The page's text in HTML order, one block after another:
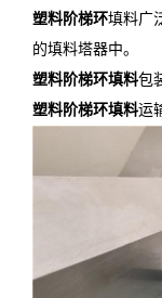
塑料阶梯环填料广
的填料塔器中。
塑料阶梯环填料包
塑料阶梯环填料运